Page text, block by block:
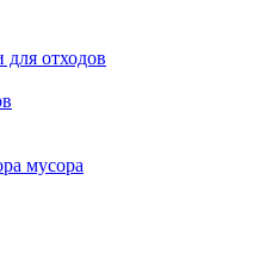
отходов
мусора